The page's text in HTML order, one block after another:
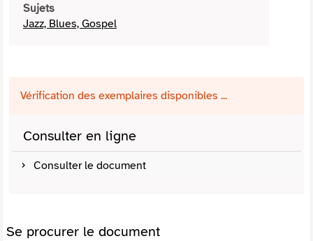
Sujets
Jazz, Blues, Gospel
Vérification des exemplaires disponibles ...
Consulter en ligne
Consulter le document
Se procurer le document